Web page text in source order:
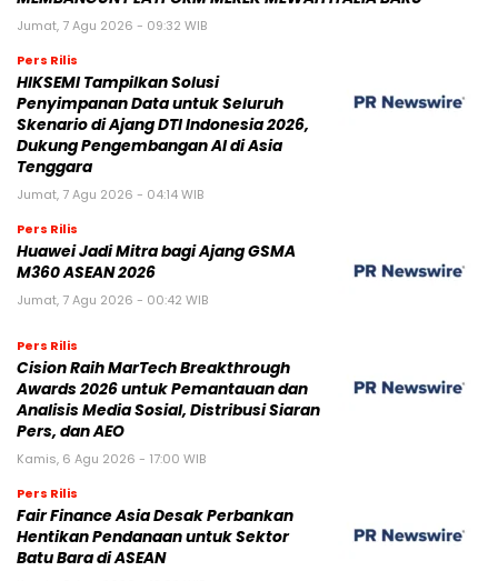
Jumat, 7 Agu 2026 - 09:32 WIB
Pers Rilis
HIKSEMI Tampilkan Solusi
Penyimpanan Data untuk Seluruh
Skenario di Ajang DTI Indonesia 2026,
Dukung Pengembangan AI di Asia
Tenggara
Jumat, 7 Agu 2026 - 04:14 WIB
Pers Rilis
Huawei Jadi Mitra bagi Ajang GSMA
M360 ASEAN 2026
Jumat, 7 Agu 2026 - 00:42 WIB
Pers Rilis
Cision Raih MarTech Breakthrough
Awards 2026 untuk Pemantauan dan
Analisis Media Sosial, Distribusi Siaran
Pers, dan AEO
Kamis, 6 Agu 2026 - 17:00 WIB
Pers Rilis
Fair Finance Asia Desak Perbankan
Hentikan Pendanaan untuk Sektor
Batu Bara di ASEAN